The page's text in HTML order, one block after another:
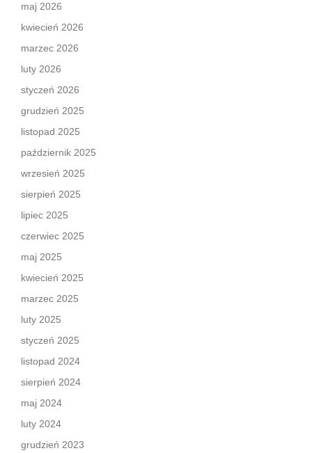
maj 2026
kwiecień 2026
marzec 2026
luty 2026
styczeń 2026
grudzień 2025
listopad 2025
październik 2025
wrzesień 2025
sierpień 2025
lipiec 2025
czerwiec 2025
maj 2025
kwiecień 2025
marzec 2025
luty 2025
styczeń 2025
listopad 2024
sierpień 2024
maj 2024
luty 2024
grudzień 2023